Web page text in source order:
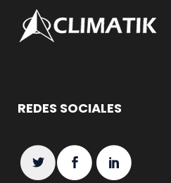
REDES SOCIALES